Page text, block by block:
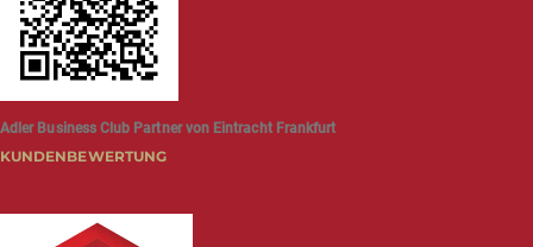
Adler Business Club Partner von Eintracht Frankfurt
KUNDENBEWERTUNG